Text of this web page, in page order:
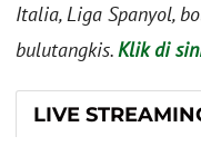
Italia, Liga Spanyol,
bulutangkis.Klik di
LIVE